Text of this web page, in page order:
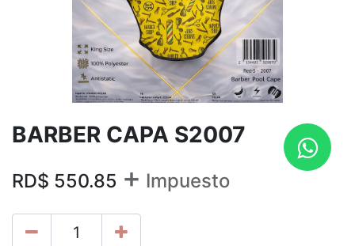
BARBER CAPA S2007
RD$ 550.85 + Impuesto